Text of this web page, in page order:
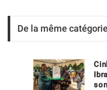
De la même catégorie